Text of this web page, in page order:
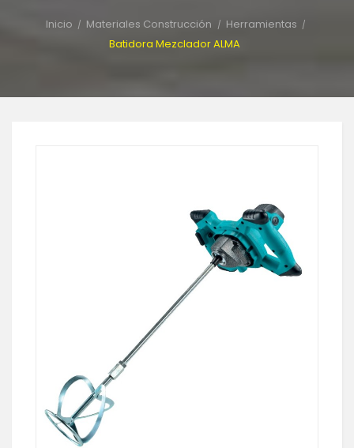
Inicio Materiales Construcción
Herramientas
Batidora Mezclador ALMA